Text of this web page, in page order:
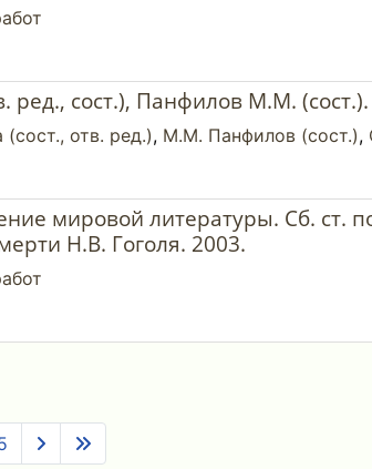
ред., сост.), Панфилов М.М.
(сост., отв. ред.), М.М. Панфилов (сост.),
мировой литературы. Сб.
Н.В. Гоголя. 2003.